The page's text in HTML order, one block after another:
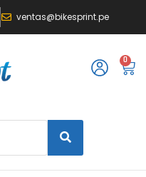
ventas@bikesprint.pe
0